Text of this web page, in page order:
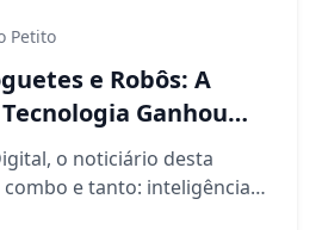
Petito
e Robôs: A
Ganhou
o noticiário desta
e tanto: inteligência